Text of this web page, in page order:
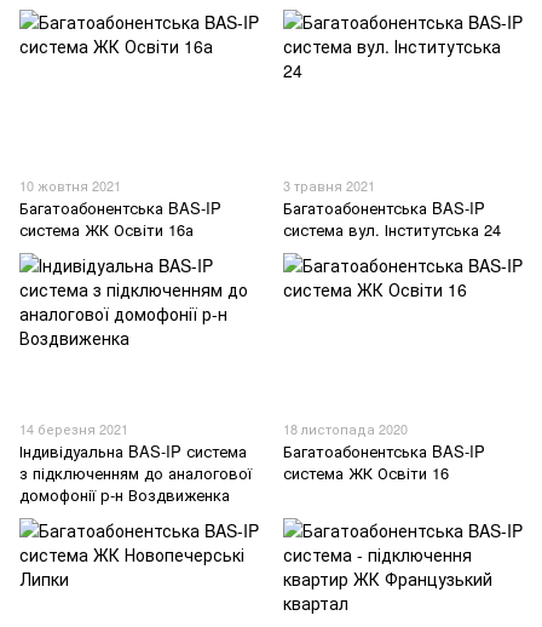
10 жовтня 2021
Багатоабонентська BAS-IP
система ЖК Освіти 16а
3 травня 2021
Багатоабонентська BAS-IP
система вул. Інститутська 24
14 березня 2021
Індивідуальна BAS-IP система
з підключенням до аналогової
домофонії р-н Воздвиженка
18 листопада 2020
Багатоабонентська BAS-IP
система ЖК Освіти 16